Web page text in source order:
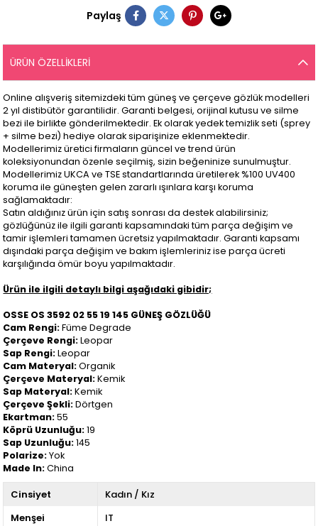
Paylaş
ÜRÜN ÖZELLIKLERI
Online alışveriş sitemizdeki tüm güneş ve çerçeve gözlük modelleri
2 yıl distibütör garantilidir. Garanti belgesi, orijinal kutusu ve silme
bezi ile birlikte gönderilmektedir. Ek olarak yedek temizlik seti (sprey
+ silme bezi) hediye olarak siparişinize eklenmektedir.
Modellerimiz üretici firmaların güncel ve trend ürün
koleksiyonundan özenle seçilmiş, sizin beğeninize sunulmuştur.
Modellerimiz UKCA ve TSE standartlarında üretilerek %100 UV400
koruma ile güneşten gelen zararlı ışınlara karşı koruma
sağlamaktadır:
Satın aldığınız ürün için satış sonrası da destek alabilirsiniz;
gözlüğünüz ile ilgili garanti kapsamındaki tüm parça değişim ve
tamir işlemleri tamamen ücretsiz yapılmaktadır. Garanti kapsamı
dışındaki parça değişim ve bakım işlemleriniz ise parça ücreti
karşılığında ömür boyu yapılmaktadır.
Ürün ile ilgili detaylı bilgi aşağıdaki gibidir;
OSSE OS 3592 02 55 19 145 GÜNEŞ GÖZLÜĞÜ
Cam Rengi:Füme Degrade
Çerçeve Rengi:Leopar
Sap Rengi:Leopar
Cam Materyal:Organik
Çerçeve Materyal:Kemik
Sap Materyal:Kemik
Çerçeve Şekli:Dörtgen
Ekartman:55
Köprü Uzunluğu:19
Sap Uzunluğu:145
Polarize:Yok
Made In:China
Cinsiyet
Kadın / Kız
Menşei
IT